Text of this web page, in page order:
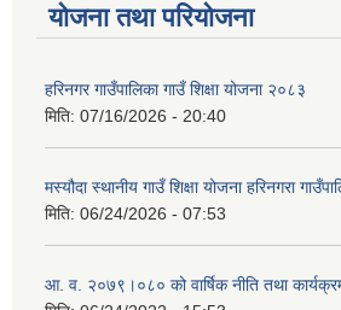
योजना तथा परियोजना
हरिनगर गाउँपालिका गाउँ शिक्षा योजना २०८३
मिति: 07/16/2026 - 20:40
मस्यौदा स्थानीय गाउँ शिक्षा योजना हरिनगरा
मिति: 06/24/2026 - 07:53
आ. व. २०७९।०८० को वार्षिक नीति तथा